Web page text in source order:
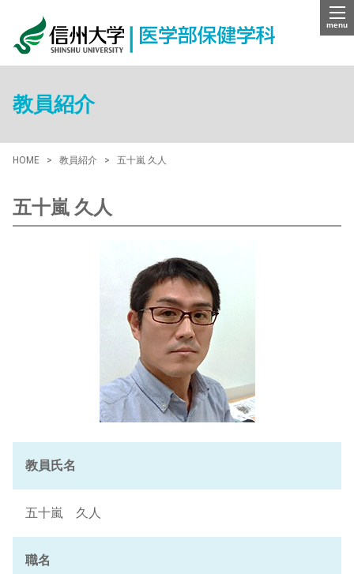
menu
教員紹介
HOME 教員紹介 五十嵐 久人
五十嵐 久人
教員氏名
五十嵐 久人
職名